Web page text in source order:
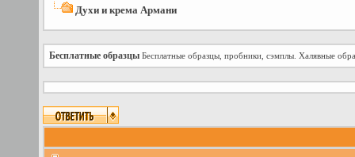
Духи и крема Армани
Бесплатные образцы Бесплатные образцы, пробники, сэмплы. Халявные